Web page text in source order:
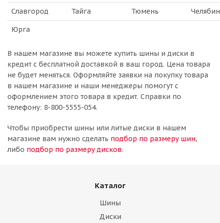
Славгород Тайга Тюмень
Юрга
В нашем магазине вы можете купить шины и диски в
кредит с бесплатной доставкой в ваш город. Цена товара
не будет меняться. Оформляйте заявки на покупку товара
в нашем магазине и наши менеджеры помогут с
оформлением этого товара в кредит. Справки по
телефону: 8-800-5555-054.
Чтобы приобрести шины или литые диски в нашем
магазине вам нужно сделать подбор по размеру шин,
либо подбор по размеру дисков.
Каталог
Шины
Диски